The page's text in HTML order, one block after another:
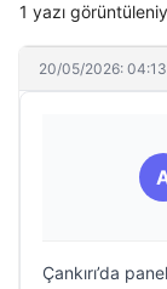
1 yazı
20/05/2026: 04:13
Çankırı’da